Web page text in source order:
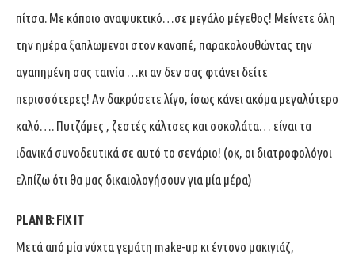
πίτσα. Με κάποιο αναψυκτικό…σε μεγάλο μέγεθος! Μείνετε όλη
την ημέρα ξαπλωμενοι στον καναπέ, παρακολουθώντας την
αγαπημένη σας ταινία …κι αν δεν σας φτάνει δείτε
περισσότερες! Αν δακρύσετε λίγο, ίσως κάνει ακόμα μεγαλύτερο
καλό…. Πυτζάμες , ζεστές κάλτσες και σοκολάτα… είναι τα
ιδανικά συνοδευτικά σε αυτό το σενάριο! (οκ, οι διατροφολόγοι
ελπίζω ότι θα μας δικαιολογήσουν για μία μέρα)
PLAN B: FIX IT
Μετά από μία νύχτα γεμάτη make-up κι έντονο μακιγιάζ,